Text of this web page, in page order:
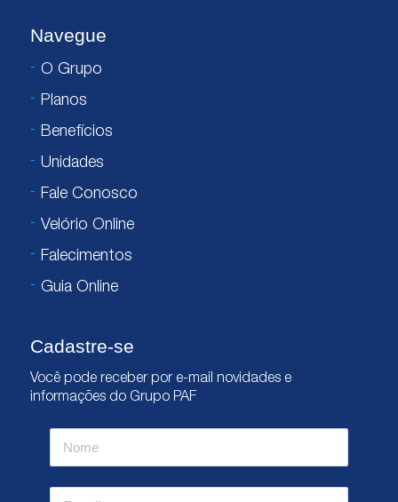
Navegue
O Grupo
Planos
Benefícios
Unidades
Fale Conosco
Velório Online
Falecimentos
Guia Online
Cadastre-se
Você pode receber por e-mail novidades e
informações do Grupo PAF